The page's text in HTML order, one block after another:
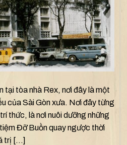
tại tòa nhà Rex, nơi đây là một
của Sài Gòn xưa. Nơi đây từng
thức, là nơi nuôi dưỡng những
Đỡ Buồn quay ngược thời
trị […]